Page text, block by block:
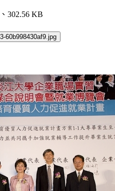
302.56 KB
60b998430af9.jpg